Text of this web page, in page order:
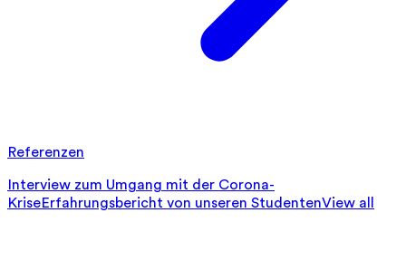
Referenzen
Interview zum Umgang mit der Corona-
KriseErfahrungsbericht von unseren StudentenView all